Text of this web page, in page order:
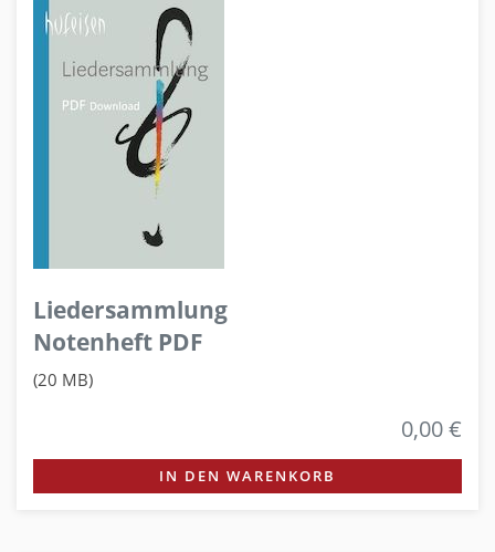
Liedersammlung
Notenheft PDF
(20 MB)
0,00 €
IN DEN WARENKORB